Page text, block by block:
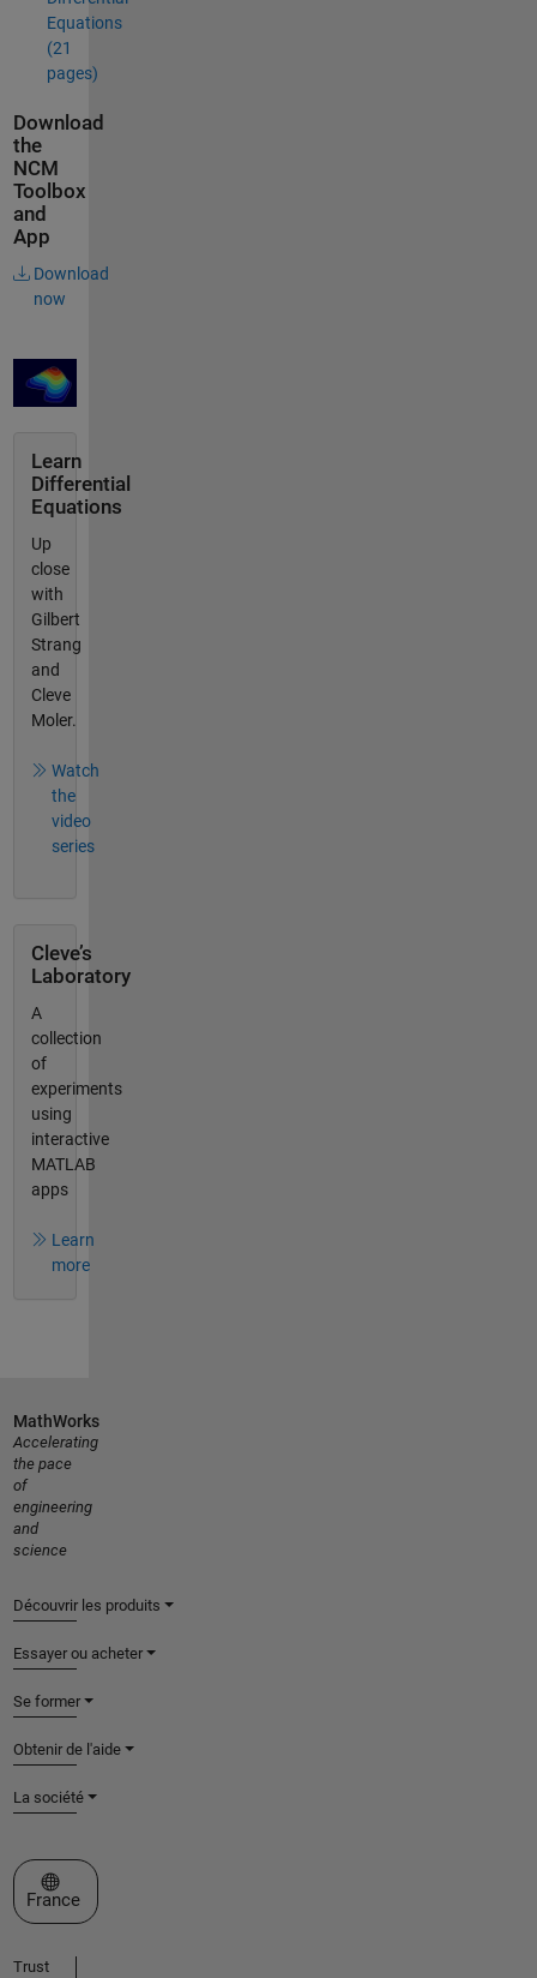
Equations
(21
pages)
Download
the
NCM
Toolbox
and
App
Download
now
Learn
Differential
Equations
Up
close
with
Gilbert
Strang
and
Cleve
Moler.
Watch
the
video
series
Cleve’s
Laboratory
A
collection
of
experiments
using
interactive
MATLAB
apps
Learn
more
MathWorks
Accelerating
the pace
of
engineering
and
science
Découvrir les produits
Essayer ou acheter
Se former
Obtenir de l'aide
La société
Sélectionner un site web
France
Trust